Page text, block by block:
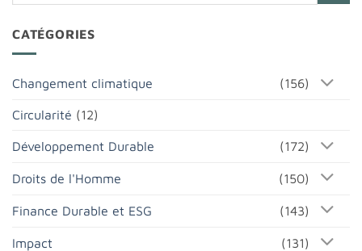
CATÉGORIES
Changement climatique (156)
Circularité (12)
Développement Durable (172)
Droits de l'Homme (150)
Finance Durable et ESG (143)
Impact (131)